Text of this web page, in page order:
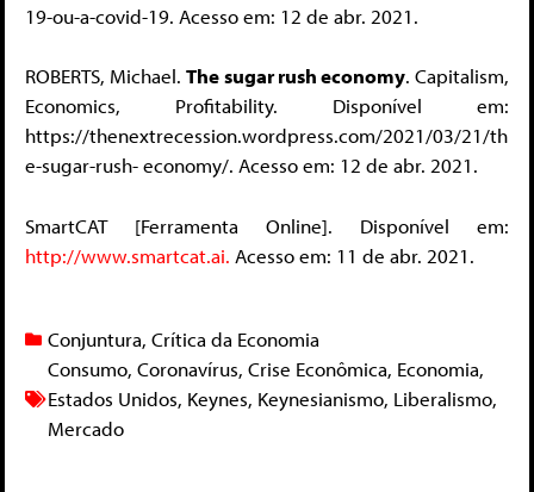
19-ou-a-covid-19. Acesso em: 12 de abr. 2021.
ROBERTS, Michael.The sugar rush economy. Capitalism,
Economics, Profitability. Disponível em:
https://thenextrecession.wordpress.com/2021/03/21/th
e-sugar-rush- economy/. Acesso em: 12 de abr. 2021.
SmartCAT [Ferramenta Online]. Disponível em:
http://www.smartcat.ai. Acesso em: 11 de abr. 2021.
Conjuntura, Crítica da Economia
Consumo, Coronavírus, Crise Econômica, Economia,
Estados Unidos, Keynes, Keynesianismo, Liberalismo,
Mercado